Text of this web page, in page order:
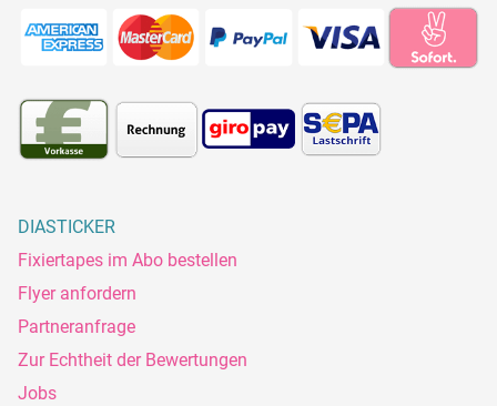
DIASTICKER
Fixiertapes im Abo bestellen
Flyer anfordern
Partneranfrage
Zur Echtheit der Bewertungen
Jobs